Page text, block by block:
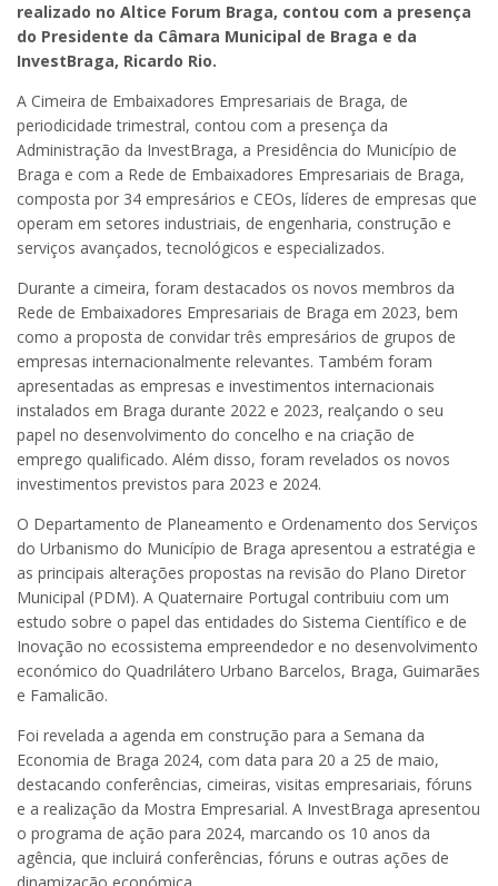
realizado no Altice Forum Braga, contou com a presença
do Presidente da Câmara Municipal de Braga e da
InvestBraga, Ricardo Rio.
A Cimeira de Embaixadores Empresariais de Braga, de
periodicidade trimestral, contou com a presença da
Administração da InvestBraga, a Presidência do Município de
Braga e com a Rede de Embaixadores Empresariais de Braga,
composta por 34 empresários e CEOs, líderes de empresas que
operam em setores industriais, de engenharia, construção e
serviços avançados, tecnológicos e especializados.
Durante a cimeira, foram destacados os novos membros da
Rede de Embaixadores Empresariais de Braga em 2023, bem
como a proposta de convidar três empresários de grupos de
empresas internacionalmente relevantes. Também foram
apresentadas as empresas e investimentos internacionais
instalados em Braga durante 2022 e 2023, realçando o seu
papel no desenvolvimento do concelho e na criação de
emprego qualificado. Além disso, foram revelados os novos
investimentos previstos para 2023 e 2024.
O Departamento de Planeamento e Ordenamento dos Serviços
do Urbanismo do Município de Braga apresentou a estratégia e
as principais alterações propostas na revisão do Plano Diretor
Municipal (PDM). A Quaternaire Portugal contribuiu com um
estudo sobre o papel das entidades do Sistema Científico e de
Inovação no ecossistema empreendedor e no desenvolvimento
económico do Quadrilátero Urbano Barcelos, Braga, Guimarães
e Famalicão.
Foi revelada a agenda em construção para a Semana da
Economia de Braga 2024, com data para 20 a 25 de maio,
destacando conferências, cimeiras, visitas empresariais, fóruns
e a realização da Mostra Empresarial. A InvestBraga apresentou
o programa de ação para 2024, marcando os 10 anos da
agência, que incluirá conferências, fóruns e outras ações de